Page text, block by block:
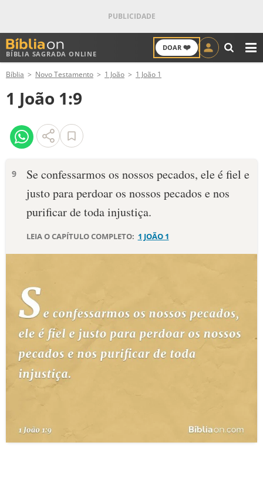
BÍBLIA SAGRADA ONLINE
DOAR ❤️
ANTIGO TESTAMENTO
NOVO TESTAMENTO
VERSÍCULOS
PALAVRA DO DIA
DEVOCIONAL DIÁRIO
10 MANDAMENTOS
ESTUDOS BÍBLICOS
ESBOÇOS DE PREGAÇÃO
TEMAS
PERGUNTE À BÍBLIA
TERMO BÍBLICO
Bíblia Novo Testamento 1 João 1 João 1
1 João 1:9
9
Se confessarmos os nossos pecados, ele é fiel e
justo para perdoar os nossos pecados e nos
purificar de toda injustiça.
LEIA O CAPÍTULO COMPLETO: 1 JOÃO 1